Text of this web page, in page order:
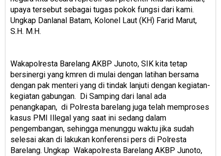
upaya tersebut sebagai tugas pokok fungsi dari kami.
Ungkap Danlanal Batam, Kolonel Laut (KH) Farid Marut,
S.H. M.H.
Wakapolresta Barelang AKBP Junoto, SIK kita tetap
bersinergi yang kmren di mulai dengan latihan bersama
dengan pak menteri yang di tindak lanjuti dengan kegiatan-
kegiatan gabungan. Di Samping dari lanal ada
penangkapan, di Polresta barelang juga telah memproses
kasus PMI Illegal yang saat ini sedang dalam
pengembangan, sehingga menunggu waktu jika sudah
selesai akan di lakukan konferensi pers di Polresta
Barelang. Ungkap Wakapolresta Barelang AKBP Junoto,